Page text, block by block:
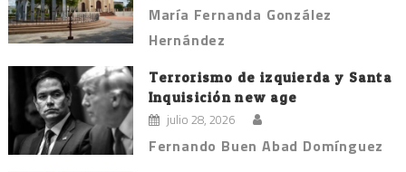
María Fernanda González
Hernández
Terrorismo de izquierda y Santa
Inquisición new age
julio 28, 2026
Fernando Buen Abad Domínguez